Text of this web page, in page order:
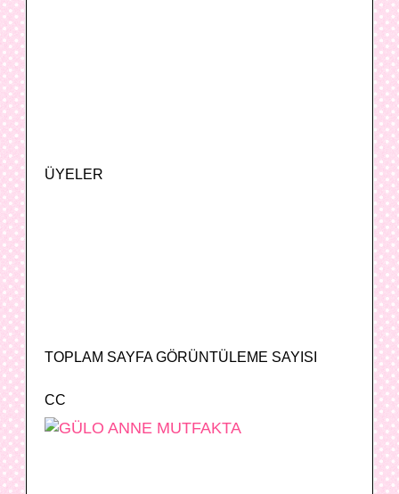
ÜYELER
TOPLAM SAYFA GÖRÜNTÜLEME SAYISI
CC